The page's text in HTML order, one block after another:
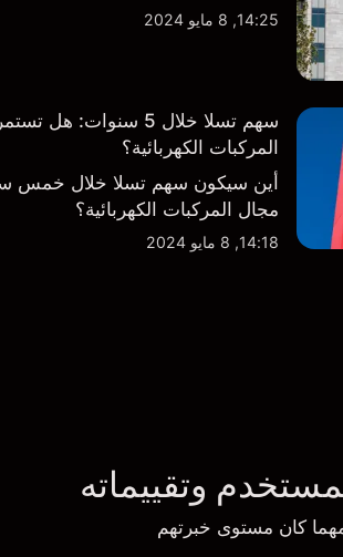
14:25, 8 مايو 2024
سهم تسلا خلال 5
المركبات الكهربائية؟
أين سيكون سهم تسلا خلال خمس
مجال المركبات الكهربائية؟
14:18, 8 مايو 2024
وتقييماته
مهما كان مستوى خبرتهم